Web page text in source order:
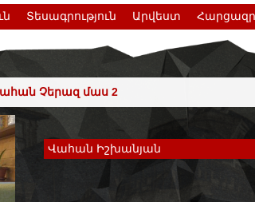
Տեսագրություն Արվեստ
Չերազ մաս 2
Վահան Իշխանյան